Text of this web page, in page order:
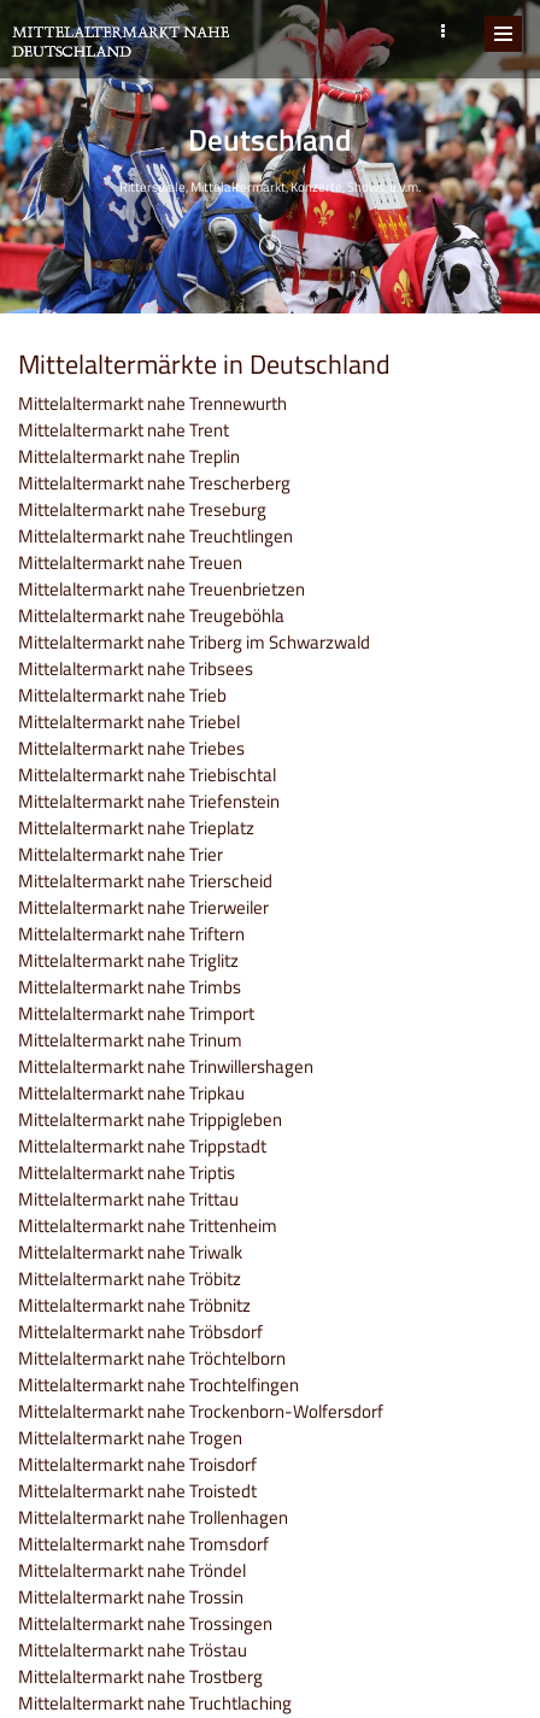
Deutschland
Ritterspiele, Mittelaltermarkt, Konzerte, Shows, u.v.m.
Mittelaltermärkte in Deutschland
Mittelaltermarkt nahe Trennewurth
Mittelaltermarkt nahe Trent
Mittelaltermarkt nahe Treplin
Mittelaltermarkt nahe Trescherberg
Mittelaltermarkt nahe Treseburg
Mittelaltermarkt nahe Treuchtlingen
Mittelaltermarkt nahe Treuen
Mittelaltermarkt nahe Treuenbrietzen
Mittelaltermarkt nahe Treugeböhla
Mittelaltermarkt nahe Triberg im Schwarzwald
Mittelaltermarkt nahe Tribsees
Mittelaltermarkt nahe Trieb
Mittelaltermarkt nahe Triebel
Mittelaltermarkt nahe Triebes
Mittelaltermarkt nahe Triebischtal
Mittelaltermarkt nahe Triefenstein
Mittelaltermarkt nahe Trieplatz
Mittelaltermarkt nahe Trier
Mittelaltermarkt nahe Trierscheid
Mittelaltermarkt nahe Trierweiler
Mittelaltermarkt nahe Triftern
Mittelaltermarkt nahe Triglitz
Mittelaltermarkt nahe Trimbs
Mittelaltermarkt nahe Trimport
Mittelaltermarkt nahe Trinum
Mittelaltermarkt nahe Trinwillershagen
Mittelaltermarkt nahe Tripkau
Mittelaltermarkt nahe Trippigleben
Mittelaltermarkt nahe Trippstadt
Mittelaltermarkt nahe Triptis
Mittelaltermarkt nahe Trittau
Mittelaltermarkt nahe Trittenheim
Mittelaltermarkt nahe Triwalk
Mittelaltermarkt nahe Tröbitz
Mittelaltermarkt nahe Tröbnitz
Mittelaltermarkt nahe Tröbsdorf
Mittelaltermarkt nahe Tröchtelborn
Mittelaltermarkt nahe Trochtelfingen
Mittelaltermarkt nahe Trockenborn-Wolfersdorf
Mittelaltermarkt nahe Trogen
Mittelaltermarkt nahe Troisdorf
Mittelaltermarkt nahe Troistedt
Mittelaltermarkt nahe Trollenhagen
Mittelaltermarkt nahe Tromsdorf
Mittelaltermarkt nahe Tröndel
Mittelaltermarkt nahe Trossin
Mittelaltermarkt nahe Trossingen
Mittelaltermarkt nahe Tröstau
Mittelaltermarkt nahe Trostberg
Mittelaltermarkt nahe Truchtlaching